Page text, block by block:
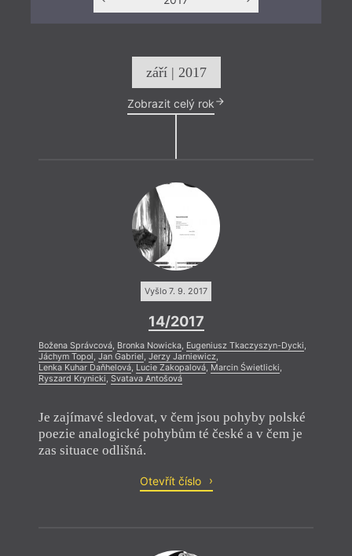
září | 2017
Zobrazit celý rok
Vyšlo 7. 9. 2017
14/2017
Božena Správcová, Bronka Nowicka, Eugeniusz Tkaczyszyn-Dycki,
Jáchym Topol, Jan Gabriel, Jerzy Jarniewicz,
Lenka Kuhar Daňhelová, Lucie Zakopalová, Marcin Świetlicki,
Ryszard Krynicki, Svatava Antošová
Je zajímavé sledovat, v čem jsou pohyby polské
poezie analogické pohybům té české a v čem je
zas situace odlišná.
Otevřít číslo